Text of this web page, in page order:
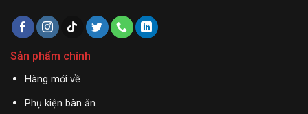
Sản phẩm chính
Hàng mới về
Phụ kiện bàn ăn